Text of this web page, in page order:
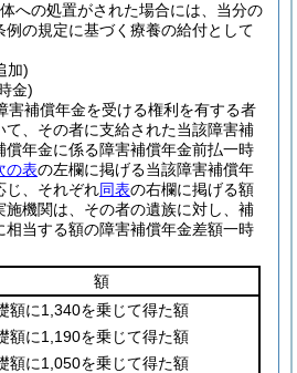
への処置がされた場合には、当分の
例の規定に基づく療養の給付として
加)
金)
害補償年金を受ける権利を有する者
て、その者に支給された当該障害補
償年金に係る障害補償年金前払一時
の表の左欄に掲げる当該障害補償年
じ、それぞれ同表の右欄に掲げる額
施機関は、その者の遺族に対し、補
相当する額の障害補償年金差額一時
額
額に1,340を乗じて得た額
額に1,190を乗じて得た額
額に1,050を乗じて得た額